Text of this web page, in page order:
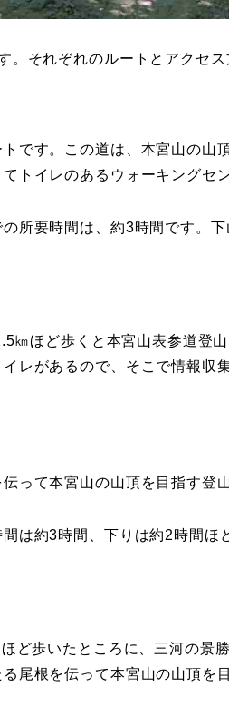
それぞれのルートとアクセス
です。この道は、本宮山の山
トイレのあるウォーキングセ
所要時間は、約3時間です。
㎞ほど歩くと本宮山表参道登
レがあるので、そこで情報収
って本宮山の山頂を目指す登
は約3時間、下りは約2時間ほ
ど歩いたところに、三河の景
尾根を伝って本宮山の山頂を